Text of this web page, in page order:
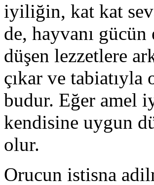
iyiliğin, kat kat
de, hayvanı
düşen lez­zetlere
çıkar ve tabiatıy­la
budur. Eğer amel
kendisine uygun
olur.
Orucun istisna